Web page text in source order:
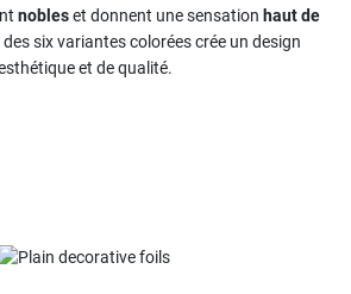
nobleset donnent une sensation haut de
six variantes colorées crée un design
et de qualité.